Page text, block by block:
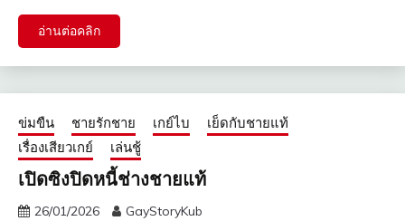
อ่านต่อคลิก
ข่มขืน ชายรักชาย เกย์ไบ
เย็ดกับชายแท้
เรื่องเสียวเกย์
เล่นชู้
เปิดซิงปิดหนี้ช่างชายแท้
26/01/2026 GayStoryKub